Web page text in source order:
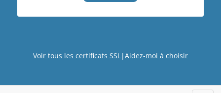
Voir tous les certificats SSL |Aidez-moi à choisir